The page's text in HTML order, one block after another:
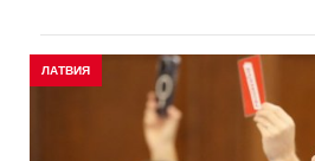
ЛАТВИЯ